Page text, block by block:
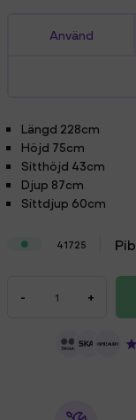
Använd
Längd 228cm
Höjd 75cm
Sitthöjd 43cm
Djup 87cm
Sittdjup 60cm
41725 Pib
- +